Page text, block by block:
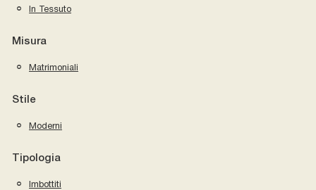
In Tessuto
Misura
Matrimoniali
Stile
Moderni
Tipologia
Imbottiti